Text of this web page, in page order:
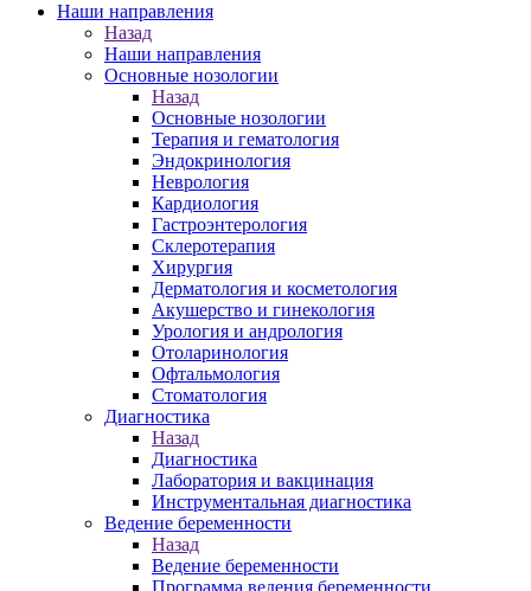
Наши направления
Назад
Наши направления
Основные нозологии
Назад
Основные нозологии
Терапия и гематология
Эндокринология
Неврология
Кардиология
Гастроэнтерология
Склеротерапия
Хирургия
Дерматология и косметология
Акушерство и гинекология
Урология и андрология
Отоларинология
Офтальмология
Стоматология
Диагностика
Назад
Диагностика
Лаборатория и вакцинация
Инструментальная диагностика
Ведение беременности
Назад
Ведение беременности
Программа ведения беременности